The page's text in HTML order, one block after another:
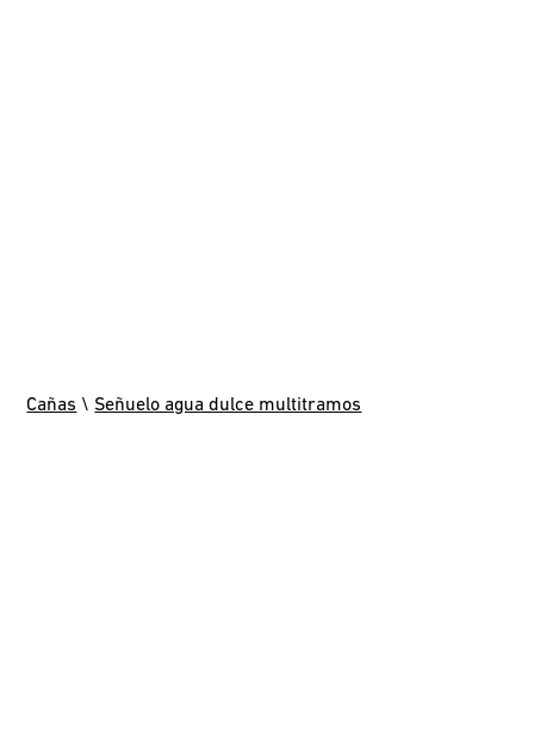
Cañas \ Señuelo agua dulce multitramos